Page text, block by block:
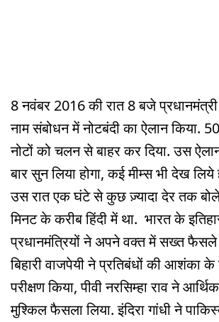
8 नवंबर 2016 की रात 8 बजे प्रधानमंत्री
नाम संबोधन में नोटबंदी का ऐलान किया.
नोटों को चलन से बाहर कर दिया. उस
बार सुन लिया होगा, कई मीम्स भी देख लिये
उस रात एक घंटे से कुछ ज़्यादा देर तक
मिनट के करीब हिंदी में था. भारत के
प्रधानमंत्रियों ने अपने वक्त में सख्त
बिहारी वाजपेयी ने प्रतिबंधों की आशंका
परीक्षण किया, पीवी नरसिम्हा राव ने
मुश्किल फैसला लिया. इंदिरा गांधी ने